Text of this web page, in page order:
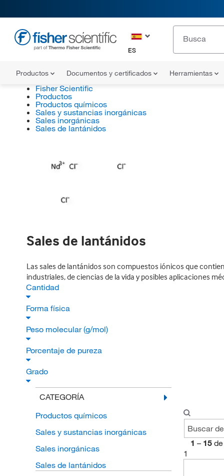
ES
Productos Documentos y certificados Herramientas
Fisher Scientific
Productos
Productos químicos
Sales y sustancias inorgánicas
Sales inorgánicas
Sales de lantánidos
Sales de lantánidos
Las sales de lantánidos son compuestos iónicos que
industriales, de ciencias de la vida y posibles aplicaciones
Cantidad
Forma física
Peso molecular (g/mol)
Porcentaje de pureza
Grado
CATEGORÍA
Productos químicos
Sales y sustancias inorgánicas
Sales inorgánicas
Sales de lantánidos
1 – 15 de
1